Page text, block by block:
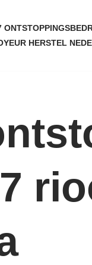
HERSTEL